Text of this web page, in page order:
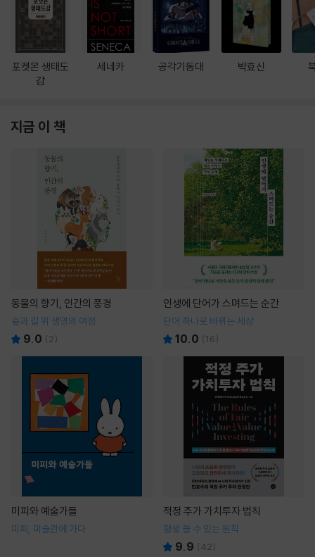
포켓몬 생태도
감
세네카 공각기동대 박효신
지금 이 책
동물의 향기, 인간의 풍경
숲과 길 위 생명의 여정
9.0 ( 2)
인생에 단어가 스며드는 순간
단어 하나로 바뀌는 세상
10.0 (16)
미피와 예술가들
미피, 미술관에 가다
적정 주가 가치투자 법칙
평생 쓸 수 있는 원칙
9.9 (42)